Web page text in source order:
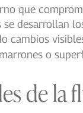
que
se desarrollan
cambios
o
de la